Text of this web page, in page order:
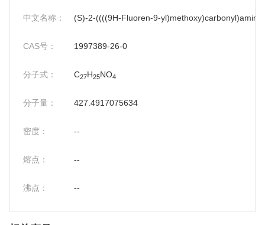
中文名称： (S)-2-((((9H-Fluoren-9-
CAS号： 1997389-26-0
分子式： C27H25NO4
分子量： 427.4917075634
密度： --
熔点： --
沸点： --